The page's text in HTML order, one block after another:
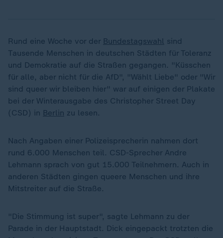
Rund eine Woche vor der Bundestagswahl sind
Tausende Menschen in deutschen Städten für Toleranz
und Demokratie auf die Straßen gegangen. "Küsschen
für alle, aber nicht für die AfD", "Wählt Liebe" oder "Wir
sind queer wir bleiben hier" war auf einigen der Plakate
bei der Winterausgabe des Christopher Street Day
(CSD) in Berlin zu lesen.
Nach Angaben einer Polizeisprecherin nahmen dort
rund 6.000 Menschen teil. CSD-Sprecher Andre
Lehmann sprach von gut 15.000 Teilnehmern. Auch in
anderen Städten gingen queere Menschen und ihre
Mitstreiter auf die Straße.
"Die Stimmung ist super", sagte Lehmann zu der
Parade in der Hauptstadt. Dick eingepackt trotzten die